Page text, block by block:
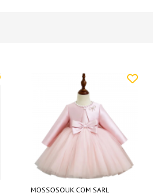
MOSSOSOUK.COM SARL